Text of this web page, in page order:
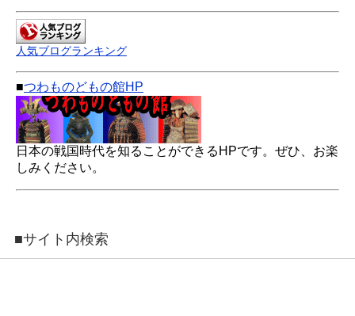
人気ブログランキング
■つわものどもの館HP
日本の戦国時代を知ることができるHPです。ぜひ、お楽
しみください。
■サイト内検索